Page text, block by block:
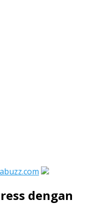
dengan